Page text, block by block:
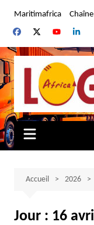
contenu
Maritimafrica
Accueil 2026
Jour : 16